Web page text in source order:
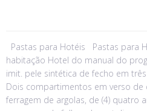
Pastas para Hotéis Pastas para
habitação Hotel do manual do
imit. pele sintética de fecho em
Dois compartimentos em verso de
ferragem de argolas, de (4) quatro